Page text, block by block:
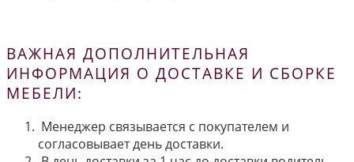
ВАЖНАЯ ДОПОЛНИТЕЛЬНАЯ
ИНФОРМАЦИЯ О ДОСТАВКЕ И СБОРКЕ
МЕБЕЛИ:
Менеджер связывается с покупателем и
согласовывает день доставки.